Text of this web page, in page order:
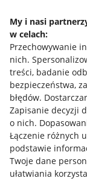
My i nasi
w celach:
Przechowywanie
nich.
treści, badanie
bezpieczeństwa,
błędów.
Zapisanie decyzji
o nich.
Łączenie różnych
podstawie
Twoje dane
ułatwiania
Allegro Gadane
Allegro Gadane
Mapa
Informacje
Regulamin
Polityka plików
Ustawienia